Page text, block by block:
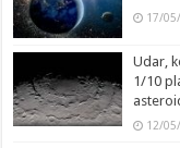
17/
Udar,
1/10
12/